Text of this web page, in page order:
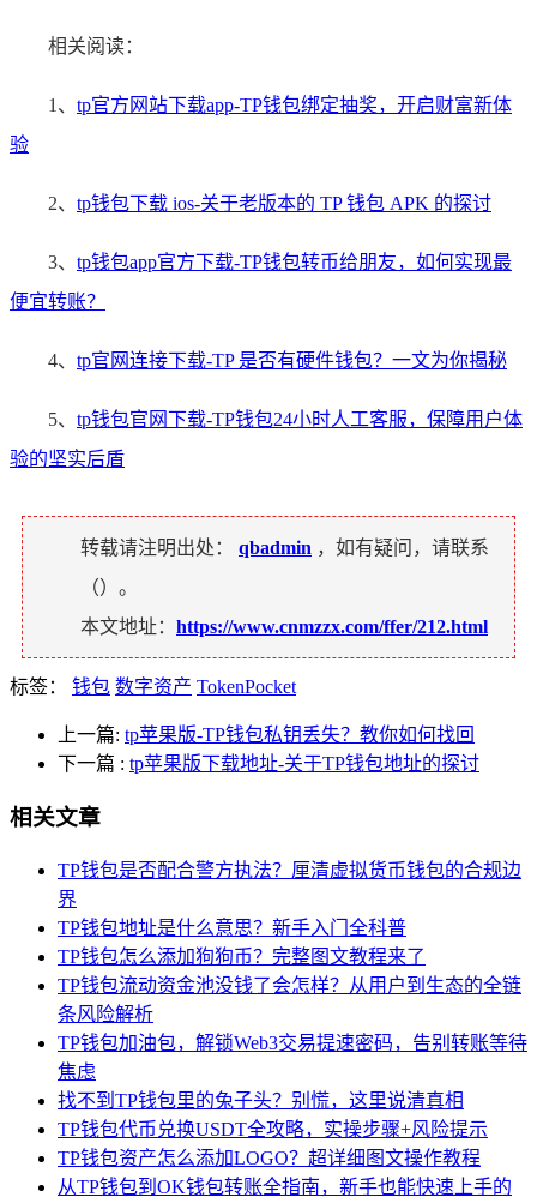
相关阅读：
1、 tp官方网站下载app-TP钱包绑定抽奖，开启财富新体
验
2、 tp钱包下载 ios-关于老版本的 TP 钱包 APK 的探讨
3、 tp钱包app官方下载-TP钱包转币给朋友，如何实现最
便宜转账？
4、 tp官网连接下载-TP 是否有硬件钱包？一文为你揭秘
5、 tp钱包官网下载-TP钱包24小时人工客服，保障用户体
验的坚实后盾
转载请注明出处： qbadmin ，如有疑问，请联系
（）。
本文地址： https://www.cnmzzx.com/ffer/212.html
标签： 钱包 数字资产 TokenPocket
上一篇: tp苹果版-TP钱包私钥丢失？教你如何找回
下一篇 : tp苹果版下载地址-关于TP钱包地址的探讨
相关文章
TP钱包是否配合警方执法？厘清虚拟货币钱包的合规边
界
TP钱包地址是什么意思？新手入门全科普
TP钱包怎么添加狗狗币？完整图文教程来了
TP钱包流动资金池没钱了会怎样？从用户到生态的全链
条风险解析
TP钱包加油包，解锁Web3交易提速密码，告别转账等待
焦虑
找不到TP钱包里的兔子头？别慌，这里说清真相
TP钱包代币兑换USDT全攻略，实操步骤+风险提示
TP钱包资产怎么添加LOGO？超详细图文操作教程
从TP钱包到OK钱包转账全指南，新手也能快速上手的